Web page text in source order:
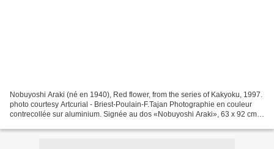
Nobuyoshi Araki (né en 1940), Red flower, from the series of Kakyoku, 1997.
photo courtesy Artcurial - Briest-Poulain-F.Tajan Photographie en couleur
contrecollée sur aluminium. Signée au dos «Nobuyoshi Araki», 63 x 92 cm